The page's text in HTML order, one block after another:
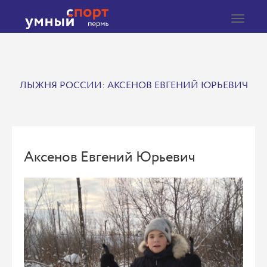
Toggle
ЛЫЖНЯ РОССИИ: АКСЕНОВ ЕВГЕНИЙ ЮРЬЕВИЧ
Аксенов Евгений Юрьевич